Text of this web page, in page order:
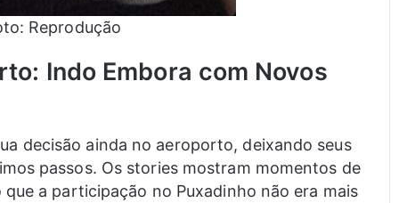
Reprodução
Indo Embora com Novos
decisão ainda no aeroporto, deixando seus
passos. Os stories mostram momentos de
a participação no Puxadinho não era mais